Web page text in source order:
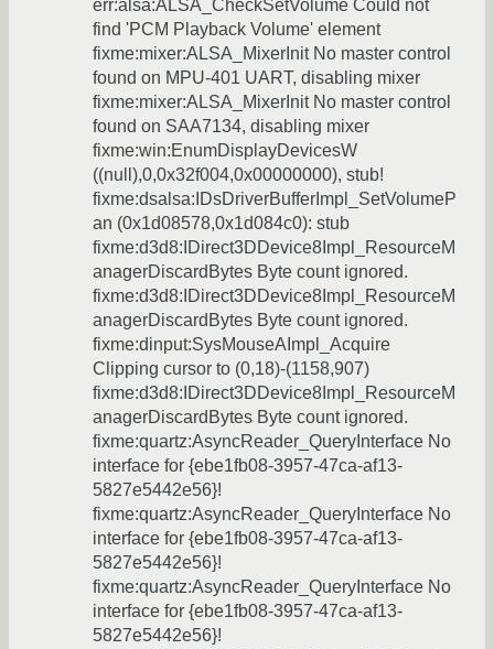
err:alsa:ALSA_CheckSetVolume Could not
find 'PCM Playback Volume' element
fixme:mixer:ALSA_MixerInit No master control
found on MPU-401 UART, disabling mixer
fixme:mixer:ALSA_MixerInit No master control
found on SAA7134, disabling mixer
fixme:win:EnumDisplayDevicesW
((null),0,0x32f004,0x00000000), stub!
fixme:dsalsa:IDsDriverBufferImpl_SetVolumeP
an (0x1d08578,0x1d084c0): stub
fixme:d3d8:IDirect3DDevice8Impl_ResourceM
anagerDiscardBytes Byte count ignored.
fixme:d3d8:IDirect3DDevice8Impl_ResourceM
anagerDiscardBytes Byte count ignored.
fixme:dinput:SysMouseAImpl_Acquire
Clipping cursor to (0,18)-(1158,907)
fixme:d3d8:IDirect3DDevice8Impl_ResourceM
anagerDiscardBytes Byte count ignored.
fixme:quartz:AsyncReader_QueryInterface No
interface for {ebe1fb08-3957-47ca-af13-
5827e5442e56}!
fixme:quartz:AsyncReader_QueryInterface No
interface for {ebe1fb08-3957-47ca-af13-
5827e5442e56}!
fixme:quartz:AsyncReader_QueryInterface No
interface for {ebe1fb08-3957-47ca-af13-
5827e5442e56}!